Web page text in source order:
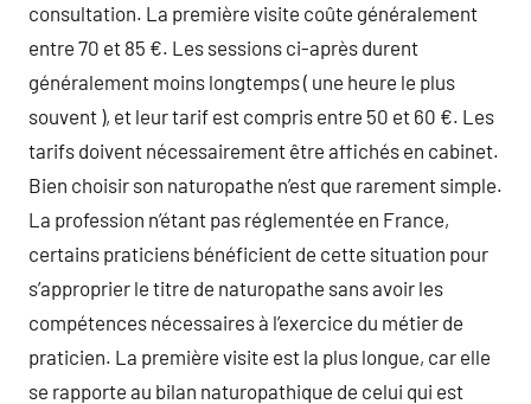
consultation. La première visite coûte généralement
entre 70 et 85 €. Les sessions ci-après durent
généralement moins longtemps ( une heure le plus
souvent ), et leur tarif est compris entre 50 et 60 €. Les
tarifs doivent nécessairement être affichés en cabinet.
Bien choisir son naturopathe n’est que rarement simple.
La profession n’étant pas réglementée en France,
certains praticiens bénéficient de cette situation pour
s’approprier le titre de naturopathe sans avoir les
compétences nécessaires à l’exercice du métier de
praticien. La première visite est la plus longue, car elle
se rapporte au bilan naturopathique de celui qui est